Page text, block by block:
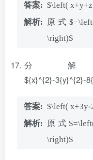
$\left(
原式
\right)$
分
${x}^{2}-3{y}^{2}-
$\left(
原式
\right)$